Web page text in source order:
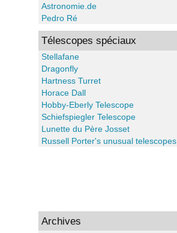
Astronomie.de
Pedro Ré
Télescopes spéciaux
Stellafane
Dragonfly
Hartness Turret
Horace Dall
Hobby-Eberly Telescope
Schiefspiegler Telescope
Lunette du Père Josset
Russell Porter's unusual telescopes
Archives